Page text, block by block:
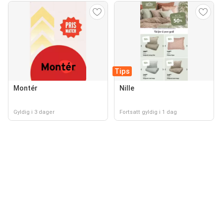
Montér
Gyldig i 3 dager
Tips
Nille
Fortsatt gyldig i 1 dag